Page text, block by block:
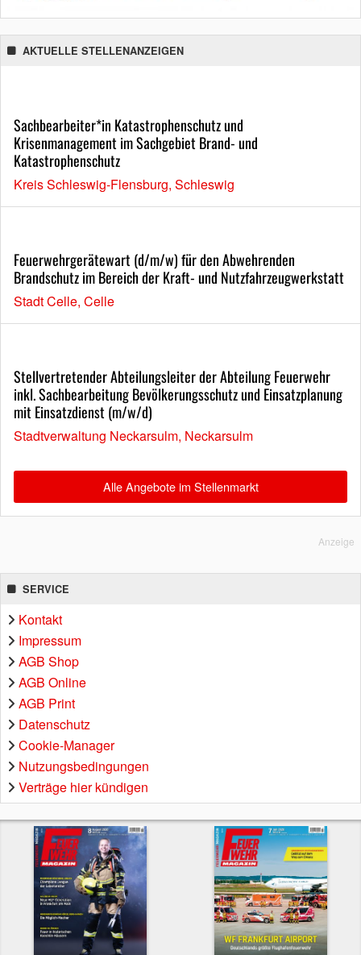
AKTUELLE STELLENANZEIGEN
Sachbearbeiter*in Katastrophenschutz und
Krisenmanagement im Sachgebiet Brand- und
Katastrophenschutz
Kreis Schleswig-Flensburg, Schleswig
Feuerwehrgerätewart (d/m/w) für den Abwehrenden
Brandschutz im Bereich der Kraft- und Nutzfahrzeugwerkstatt
Stadt Celle, Celle
Stellvertretender Abteilungsleiter der Abteilung Feuerwehr
inkl. Sachbearbeitung Bevölkerungsschutz und Einsatzplanung
mit Einsatzdienst (m/w/d)
Stadtverwaltung Neckarsulm, Neckarsulm
Alle Angebote im Stellenmarkt
Anzeige
SERVICE
Kontakt
Impressum
AGB Shop
AGB Online
AGB Print
Datenschutz
Cookie-Manager
Nutzungsbedingungen
Verträge hier kündigen